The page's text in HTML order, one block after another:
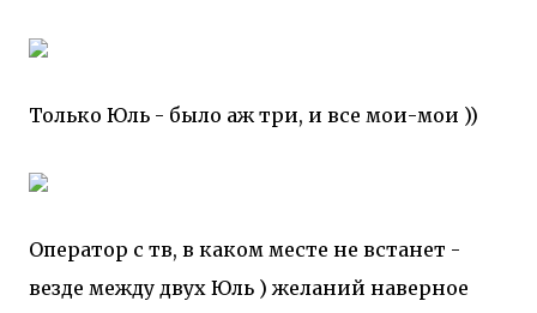
Только Юль - было аж три, и все мои-мои ))
Оператор с тв, в каком месте не встанет -
везде между двух Юль ) желаний наверное